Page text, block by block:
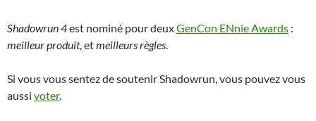
Shadowrun 4est nominé pour deuxGenCon ENnie Awards :
meilleur produit, etmeilleurs règles.
Si vous vous sentez de soutenir Shadowrun, vous pouvez vous
aussi voter.